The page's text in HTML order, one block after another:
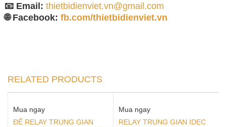
📧 Email: thietbidienviet.vn@gmail.com
🌐 Facebook: fb.com/thietbidienviet.vn
RELATED PRODUCTS
Mua ngay
ĐẾ RELAY TRUNG GIAN
Mua ngay
RELAY TRUNG GIAN IDEC